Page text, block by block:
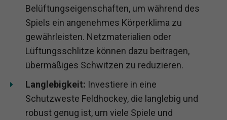
Belüftungseigenschaften, um während des
Spiels ein angenehmes Körperklima zu
gewährleisten. Netzmaterialien oder
Lüftungsschlitze können dazu beitragen,
übermäßiges Schwitzen zu reduzieren.
Langlebigkeit: Investiere in eine
Schutzweste Feldhockey, die langlebig und
robust genug ist, um viele Spiele und